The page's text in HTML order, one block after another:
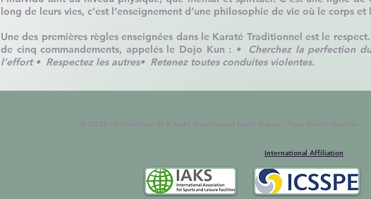
long de leurs vies, c’est l’enseignement d’une philosophie de vie où le corps
Une des premières règles enseignées dans le Karaté Traditionnel est le
de cinq commandements, appelés le Dojo Kun : • Cherchez la perfection
l’effort • Respectez les autres• Retenez toutes conduites violentes.
© 2025 - Fédération de Karaté Traditionnel Budo France - Tous droits
International Affiliation